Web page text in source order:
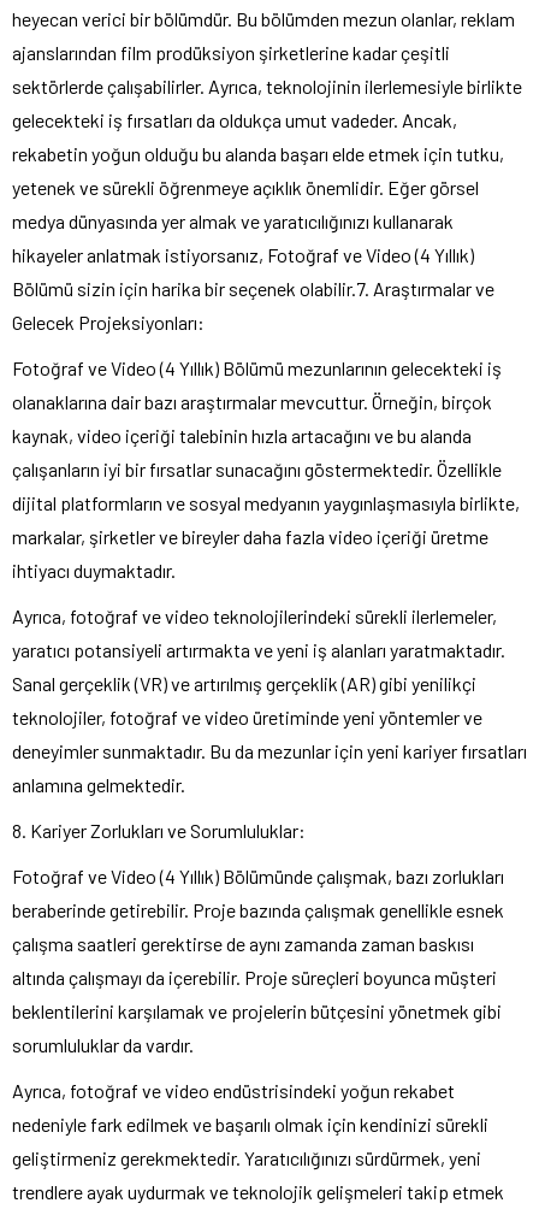
heyecan verici bir bölümdür. Bu bölümden mezun olanlar, reklam
ajanslarından film prodüksiyon şirketlerine kadar çeşitli
sektörlerde çalışabilirler. Ayrıca, teknolojinin ilerlemesiyle birlikte
gelecekteki iş fırsatları da oldukça umut vadeder. Ancak,
rekabetin yoğun olduğu bu alanda başarı elde etmek için tutku,
yetenek ve sürekli öğrenmeye açıklık önemlidir. Eğer görsel
medya dünyasında yer almak ve yaratıcılığınızı kullanarak
hikayeler anlatmak istiyorsanız, Fotoğraf ve Video (4 Yıllık)
Bölümü sizin için harika bir seçenek olabilir.7. Araştırmalar ve
Gelecek Projeksiyonları:
Fotoğraf ve Video (4 Yıllık) Bölümü mezunlarının gelecekteki iş
olanaklarına dair bazı araştırmalar mevcuttur. Örneğin, birçok
kaynak, video içeriği talebinin hızla artacağını ve bu alanda
çalışanların iyi bir fırsatlar sunacağını göstermektedir. Özellikle
dijital platformların ve sosyal medyanın yaygınlaşmasıyla birlikte,
markalar, şirketler ve bireyler daha fazla video içeriği üretme
ihtiyacı duymaktadır.
Ayrıca, fotoğraf ve video teknolojilerindeki sürekli ilerlemeler,
yaratıcı potansiyeli artırmakta ve yeni iş alanları yaratmaktadır.
Sanal gerçeklik (VR) ve artırılmış gerçeklik (AR) gibi yenilikçi
teknolojiler, fotoğraf ve video üretiminde yeni yöntemler ve
deneyimler sunmaktadır. Bu da mezunlar için yeni kariyer fırsatları
anlamına gelmektedir.
8. Kariyer Zorlukları ve Sorumluluklar:
Fotoğraf ve Video (4 Yıllık) Bölümünde çalışmak, bazı zorlukları
beraberinde getirebilir. Proje bazında çalışmak genellikle esnek
çalışma saatleri gerektirse de aynı zamanda zaman baskısı
altında çalışmayı da içerebilir. Proje süreçleri boyunca müşteri
beklentilerini karşılamak ve projelerin bütçesini yönetmek gibi
sorumluluklar da vardır.
Ayrıca, fotoğraf ve video endüstrisindeki yoğun rekabet
nedeniyle fark edilmek ve başarılı olmak için kendinizi sürekli
geliştirmeniz gerekmektedir. Yaratıcılığınızı sürdürmek, yeni
trendlere ayak uydurmak ve teknolojik gelişmeleri takip etmek